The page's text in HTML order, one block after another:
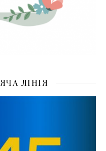
ЛІНІЯ